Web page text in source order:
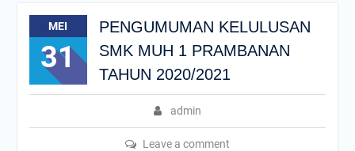
MEI
31
PENGUMUMAN KELULUSAN
SMK MUH 1 PRAMBANAN
TAHUN 2020/2021
admin
Leave a comment